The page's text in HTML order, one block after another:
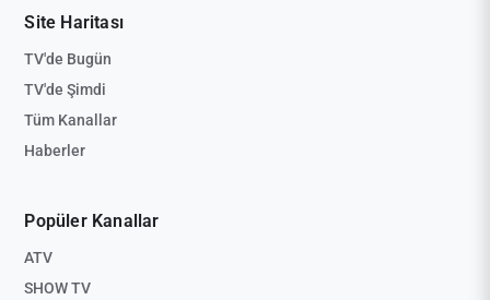
Site Haritası
TV'de Bugün
TV'de Şimdi
Tüm Kanallar
Haberler
Popüler Kanallar
ATV
SHOW TV